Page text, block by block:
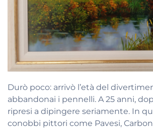
Durò poco: arrivò l’età del
abbandonai i pennelli. A 25 anni,
ripresi a dipingere seriamente. In
conobbi pittori come Pavesi,